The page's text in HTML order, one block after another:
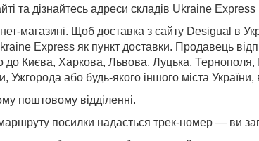
та дізнайтесь адреси складів Ukraine Express
магазині. Щоб доставка з сайту Desigual в
Express як пункт доставки. Продавець
до Києва, Харкова, Львова, Луцька, Тернополя,
Ужгорода або будь-якого іншого міста
поштовому відділенні.
посилки надається трек-номер — ви